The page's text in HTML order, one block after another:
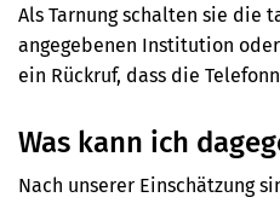
Als Tarnung schalten sie die
angegebenen Institution
ein Rückruf, dass die
Was kann ich
Nach unserer Einschätzung